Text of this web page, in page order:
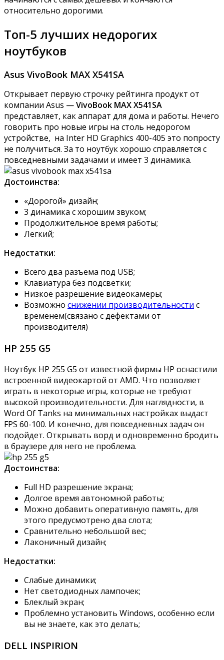
относительно дорогими.
Топ-5 лучших недорогих
ноутбуков
Asus VivoBook MAX X541SA
Открывает первую строчку рейтинга продукт от
компании Asus —VivoBook MAX X541SA
представляет, как аппарат для дома и работы. Нечего
говорить про новые игры на столь недорогом
устройстве, на Inter HD Graphics 400-405 это попросту
не получиться. За то ноутбук хорошо справляется с
повседневными задачами и имеет 3 динамика.
Достоинства:
«Дорогой» дизайн;
3 динамика с хорошим звуком;
Продолжительное время работы;
Легкий;
Недостатки:
Всего два разъема под USB;
Клавиатура без подсветки;
Низкое разрешение видеокамеры;
Возможно снижении производительности с
временем(связано с дефектами от
производителя)
HP 255 G5
Ноутбук HP 255 G5 от известной фирмы HP оснастили
встроенной видеокартой от AMD. Что позволяет
играть в некоторые игры, которые не требуют
высокой производительности. Для наглядности, в
Word Of Tanks на минимальных настройках выдаст
FPS 60-100. И конечно, для повседневных задач он
подойдет. Открывать ворд и одновременно бродить
в браузере для него не проблема.
Достоинства:
Full HD разрешение экрана;
Долгое время автономной работы;
Можно добавить оперативную память, для
этого предусмотрено два слота;
Сравнительно небольшой вес;
Лаконичный дизайн;
Недостатки:
Слабые динамики;
Нет светодиодных лампочек;
Блеклый экран;
Проблемно установить Windows, особенно если
вы не знаете, как это делать;
DELL INSPIRION